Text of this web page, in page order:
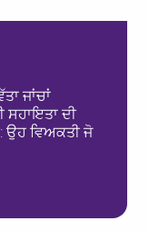
ਜਾਂਚਾਂ
ਸਹਾਇਤਾ ਦੀ
ਉਹ ਵਿਅਕਤੀ ਜੋ